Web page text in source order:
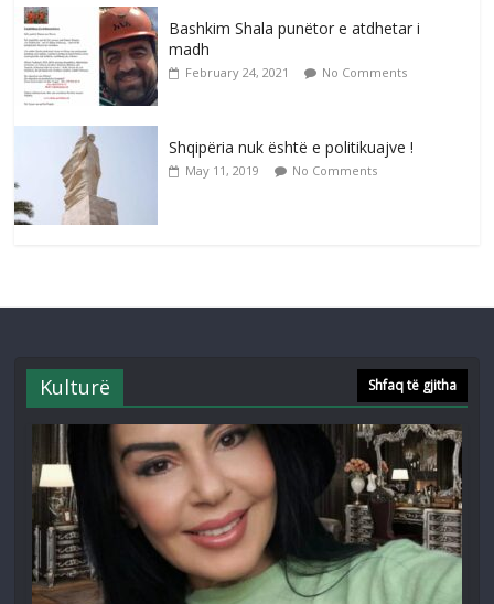
Bashkim Shala punëtor e atdhetar i
madh
February 24, 2021 No Comments
Shqipëria nuk është e politikuajve !
May 11, 2019 No Comments
Kulturë Shfaq të gjitha